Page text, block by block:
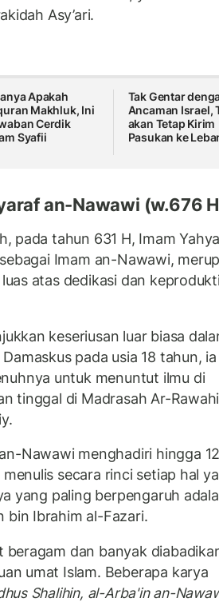
Asy’ari.
Apakah
Makhluk, Ini
Cerdik
Syafii
Tak Gentar
Ancaman Israel,
akan Tetap Kirim
Pasukan ke
an-Nawawi (w.676
pada tahun 631 H, Imam
Imam an-Nawawi,
atas dedikasi dan
keseriusan luar biasa
pada usia 18 tahun, ia
untuk menuntut ilmu di
tinggal di Madrasah Ar-
Nawawi menghadiri hingga 12
secara rinci setiap hal
yang paling berpengaruh
bin Ibrahim al-Fazari.
beragam dan banyak
umat Islam. Beberapa karya
Shalihin, al-Arba'in an-